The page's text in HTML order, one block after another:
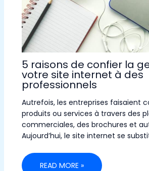
5 raisons de confier la
votre site internet à des
professionnels
Autrefois, les entreprises faisaient
produits ou services à travers des
commerciales, des brochures et
Aujourd’hui, le site internet se
READ MORE »